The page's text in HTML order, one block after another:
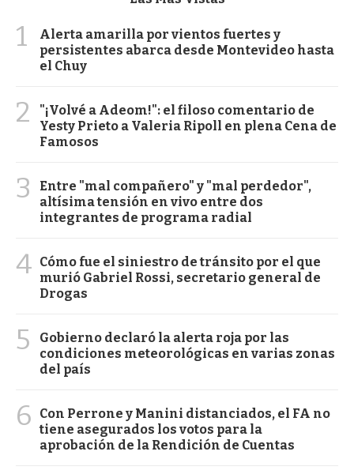
1
Alerta amarilla por vientos fuertes y
persistentes abarca desde Montevideo hasta
el Chuy
2
"¡Volvé a Adeom!": el filoso comentario de
Yesty Prieto a Valeria Ripoll en plena Cena de
Famosos
3
Entre "mal compañero" y "mal perdedor",
altísima tensión en vivo entre dos
integrantes de programa radial
4 Cómo fue el siniestro de tránsito por el que
murió Gabriel Rossi, secretario general de
Drogas
5
Gobierno declaró la alerta roja por las
condiciones meteorológicas en varias zonas
del país
6
Con Perrone y Manini distanciados, el FA no
tiene asegurados los votos para la
aprobación de la Rendición de Cuentas